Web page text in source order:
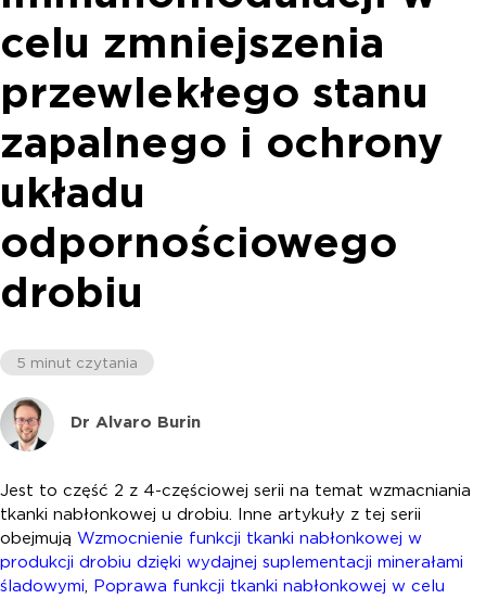
celu zmniejszenia
przewlekłego stanu
zapalnego i ochrony
układu
odpornościowego
drobiu
5 minut czytania
Dr Alvaro Burin
Jest to część 2 z 4-częściowej serii na temat wzmacniania
tkanki nabłonkowej u drobiu. Inne artykuły z tej serii
obejmują Wzmocnienie funkcji tkanki nabłonkowej w
produkcji drobiu dzięki wydajnej suplementacji minerałami
śladowymi, Poprawa funkcji tkanki nabłonkowej w celu